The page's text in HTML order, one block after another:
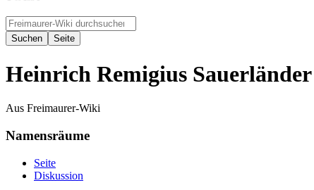
Heinrich Remigius Sauerländer
Aus Freimaurer-Wiki
Namensräume
Seite
Diskussion